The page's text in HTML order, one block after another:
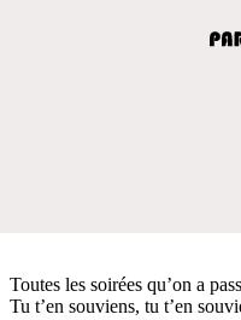
Toutes les soirées qu’on a
Tu t’en souviens, tu t’en